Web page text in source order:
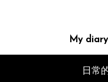
My diary
日常